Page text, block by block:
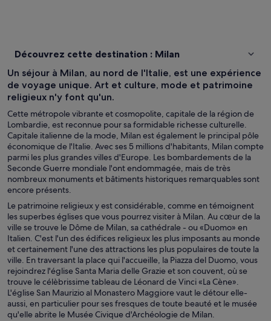
Découvrez cette destination : Milan
Un séjour à Milan, au nord de l'Italie, est une expérience
de voyage unique. Art et culture, mode et patrimoine
religieux n'y font qu'un.
Cette métropole vibrante et cosmopolite, capitale de la région de
Lombardie, est reconnue pour sa formidable richesse culturelle.
Capitale italienne de la mode, Milan est également le principal pôle
économique de l'Italie. Avec ses 5 millions d'habitants, Milan compte
parmi les plus grandes villes d'Europe. Les bombardements de la
Seconde Guerre mondiale l'ont endommagée, mais de très
nombreux monuments et bâtiments historiques remarquables sont
encore présents.
Le patrimoine religieux y est considérable, comme en témoignent
les superbes églises que vous pourrez visiter à Milan. Au cœur de la
ville se trouve le Dôme de Milan, sa cathédrale - ou «Duomo» en
Italien. C'est l'un des édifices religieux les plus imposants au monde
et certainement l'une des attractions les plus populaires de toute la
ville. En traversant la place qui l'accueille, la Piazza del Duomo, vous
rejoindrez l'église Santa Maria delle Grazie et son couvent, où se
trouve le célèbrissime tableau de Léonard de Vinci «La Cène».
L'église San Maurizio al Monastero Maggiore vaut le détour elle-
aussi, en particulier pour ses fresques de toute beauté et le musée
qu'elle abrite le Musée Civique d'Archéologie de Milan.